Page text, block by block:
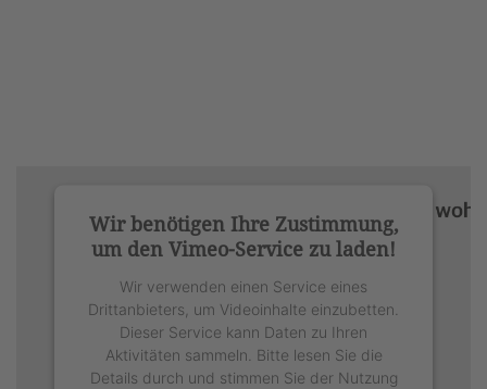
Wir benötigen Ihre Zustimmung,
um den Vimeo-Service zu laden!
Wir verwenden einen Service eines
Drittanbieters, um Videoinhalte einzubetten.
Dieser Service kann Daten zu Ihren
Aktivitäten sammeln. Bitte lesen Sie die
Details durch und stimmen Sie der Nutzung